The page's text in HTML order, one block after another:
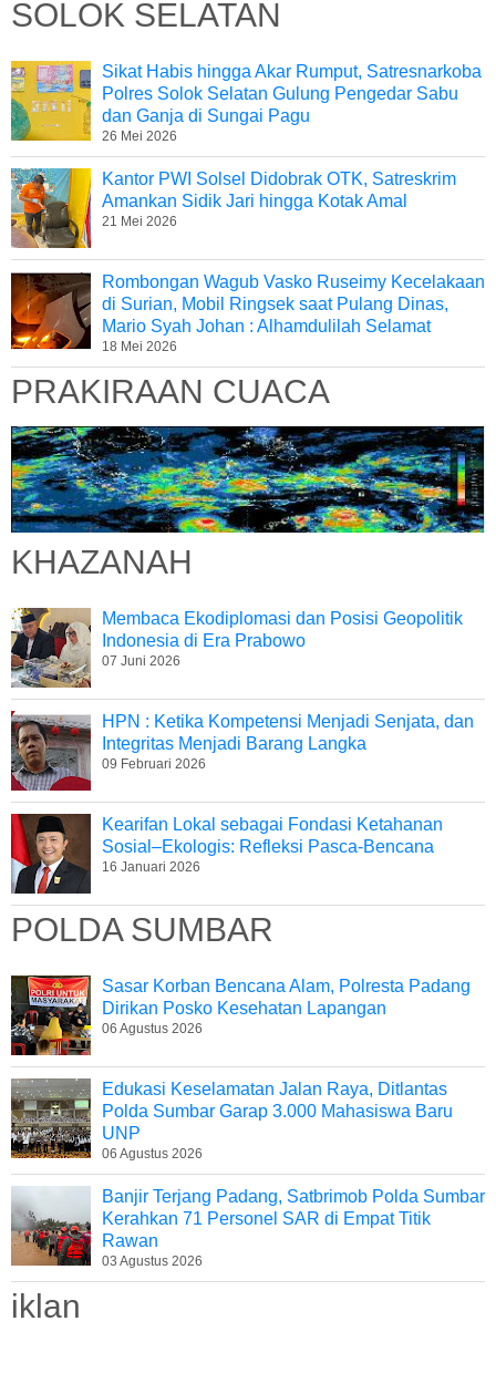
SOLOK SELATAN
Sikat Habis hingga Akar Rumput, Satresnarkoba
Polres Solok Selatan Gulung Pengedar Sabu
dan Ganja di Sungai Pagu
26 Mei 2026
Kantor PWI Solsel Didobrak OTK, Satreskrim
Amankan Sidik Jari hingga Kotak Amal
21 Mei 2026
Rombongan Wagub Vasko Ruseimy Kecelakaan
di Surian, Mobil Ringsek saat Pulang Dinas,
Mario Syah Johan : Alhamdulilah Selamat
18 Mei 2026
PRAKIRAAN CUACA
KHAZANAH
Membaca Ekodiplomasi dan Posisi Geopolitik
Indonesia di Era Prabowo
07 Juni 2026
HPN : Ketika Kompetensi Menjadi Senjata, dan
Integritas Menjadi Barang Langka
09 Februari 2026
Kearifan Lokal sebagai Fondasi Ketahanan
Sosial–Ekologis: Refleksi Pasca-Bencana
16 Januari 2026
POLDA SUMBAR
Sasar Korban Bencana Alam, Polresta Padang
Dirikan Posko Kesehatan Lapangan
06 Agustus 2026
Edukasi Keselamatan Jalan Raya, Ditlantas
Polda Sumbar Garap 3.000 Mahasiswa Baru
UNP
06 Agustus 2026
Banjir Terjang Padang, Satbrimob Polda Sumbar
Kerahkan 71 Personel SAR di Empat Titik
Rawan
03 Agustus 2026
iklan